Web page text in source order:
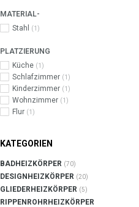
MATERIAL-
Stahl
(1)
PLATZIERUNG
Küche (1)
Schlafzimmer (1)
Kinderzimmer (1)
Wohnzimmer (1)
Flur (1)
KATEGORIEN
BADHEIZKÖRPER (70)
DESIGNHEIZKÖRPER (20)
GLIEDERHEIZKÖRPER (5)
RIPPENROHRHEIZKÖRPER